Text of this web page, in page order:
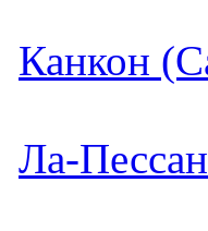
Канкон
Ла-